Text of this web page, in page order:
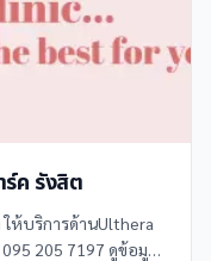
ค รังสิต
ให้บริการด้านUlthera
095 205 7197 ดูข้อมูล